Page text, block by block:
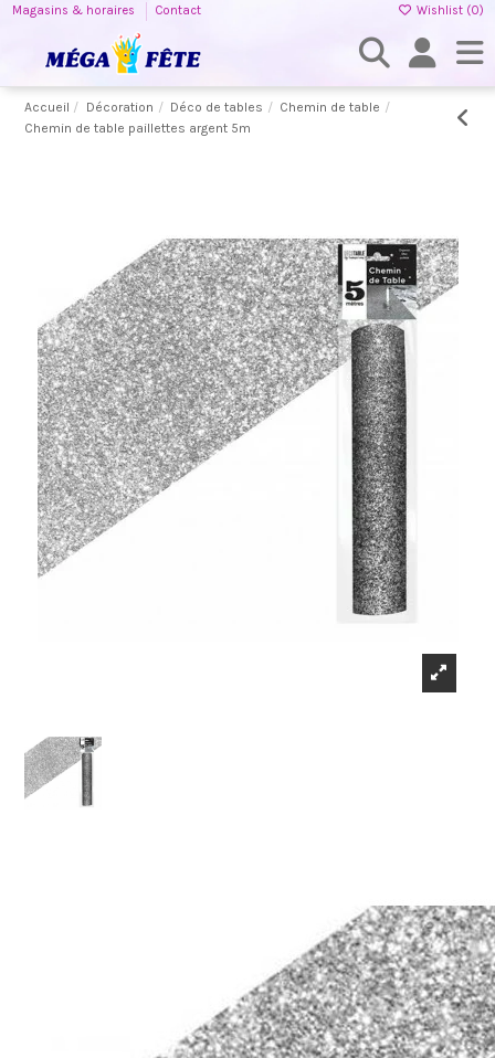
Magasins & horaires Contact Wishlist (0)
Accueil Décoration Déco de tables
Chemin de table
Chemin de table paillettes argent 5m